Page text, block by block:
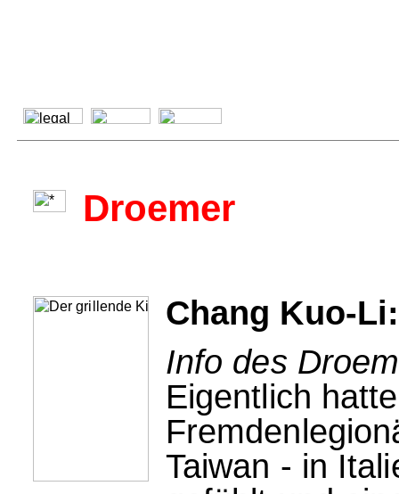
Droemer
Chang Kuo-
Info des
Eigentlich
Taiwan - in